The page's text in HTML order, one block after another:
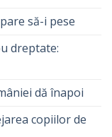
să-i pese
dreptate:
dă înapoi
copiilor de